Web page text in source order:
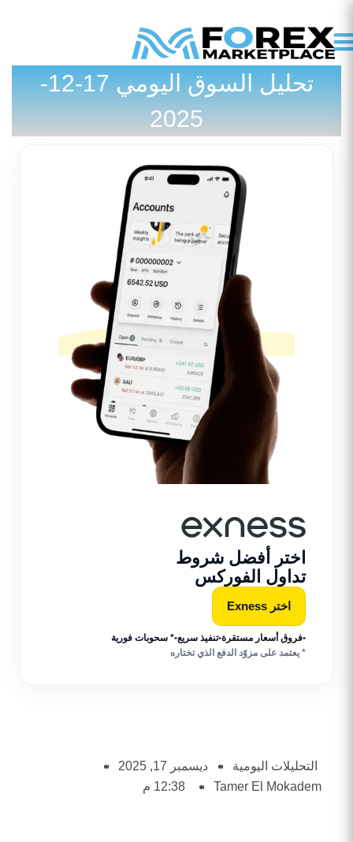
تحليل السوق اليومي 17-12-
2025
اختر أفضل شروط
تداول الفوركس
اختر Exness
•فروق أسعار مستقرة•تنفيذ سريع•* سحوبات فورية
* يعتمد على مزوّد الدفع الذي تختاره
التحليلات اليومية
ديسمبر 17, 2025
Tamer El Mokadem
12:38 م